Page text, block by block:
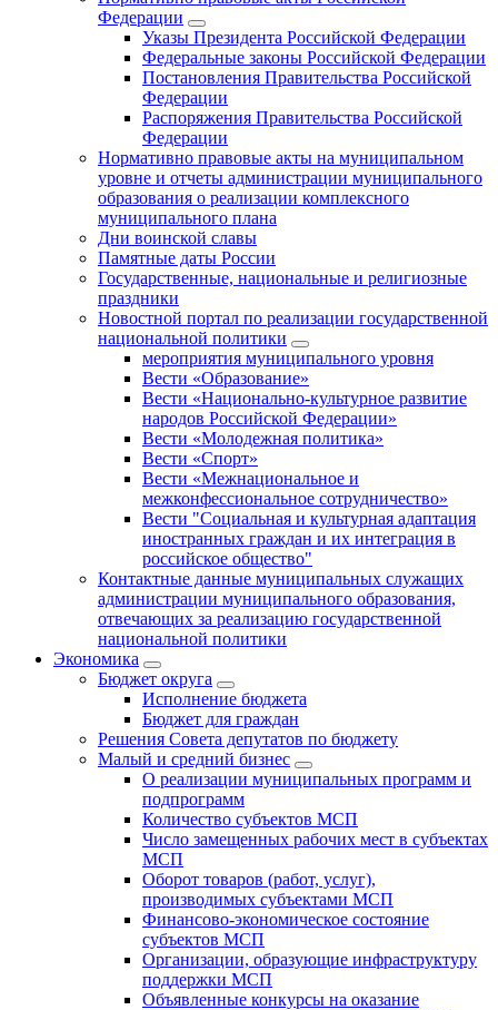
Федерации
Указы Президента Российской Федерации
Федеральные законы Российской Федерации
Постановления Правительства Российской
Федерации
Распоряжения Правительства Российской
Федерации
Нормативно правовые акты на муниципальном
уровне и отчеты администрации муниципального
образования о реализации комплексного
муниципального плана
Дни воинской славы
Памятные даты России
Государственные, национальные и религиозные
праздники
Новостной портал по реализации государственной
национальной политики
мероприятия муниципального уровня
Вести «Образование»
Вести «Национально-культурное развитие
народов Российской Федерации»
Вести «Молодежная политика»
Вести «Спорт»
Вести «Межнациональное и
межконфессиональное сотрудничество»
Вести "Социальная и культурная адаптация
иностранных граждан и их интеграция в
российское общество"
Контактные данные муниципальных служащих
администрации муниципального образования,
отвечающих за реализацию государственной
национальной политики
Экономика
Бюджет округa
Исполнение бюджета
Бюджет для граждан
Решения Совета депутатов по бюджету
Малый и средний бизнес
О реализации муниципальных программ и
подпрограмм
Количество субъектов МСП
Число замещенных рабочих мест в субъектах
МСП
Оборот товаров (работ, услуг),
производимых субъектами МСП
Финансово-экономическое состояние
субъектов МСП
Организации, образующие инфраструктуру
поддержки МСП
Объявленные конкурсы на оказание